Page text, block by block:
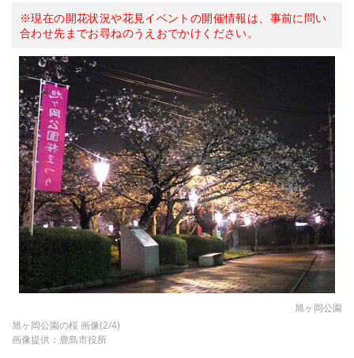
※現在の開花状況や花見イベントの開催情報は、事前に問い
合わせ先までお尋ねのうえおでかけください。
旭ヶ岡公園
旭ヶ岡公園の桜 画像(2/4)
画像提供：鹿島市役所